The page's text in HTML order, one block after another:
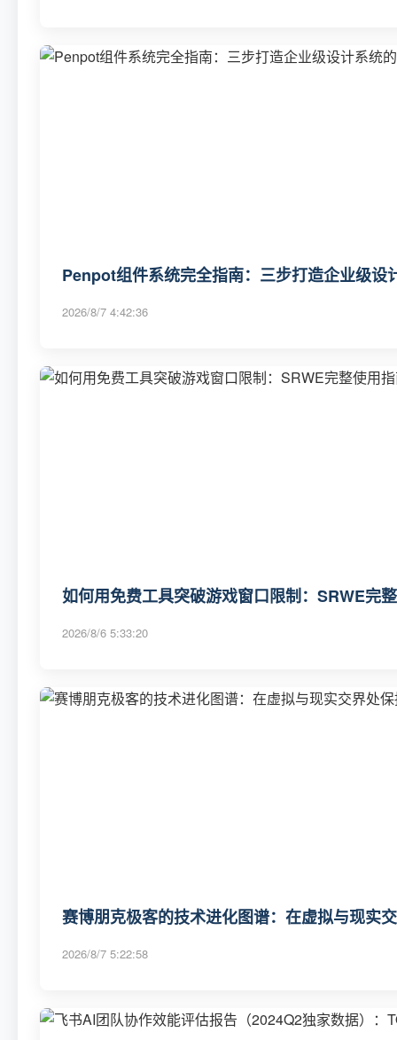
Penpot组件系统完全指南：三步打造企业级设
2026/8/7 4:42:36
如何用免费工具突破游戏窗口限制：SRWE完
2026/8/6 5:33:20
赛博朋克极客的技术进化图谱：在虚拟与现实
2026/8/7 5:22:58